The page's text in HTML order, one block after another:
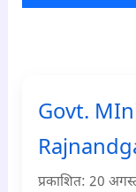
Govt.
प्रकाशित: 20